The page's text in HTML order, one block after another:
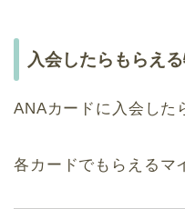
入会したらもらえ
ANAカードに入会した
各カードでもらえるマ